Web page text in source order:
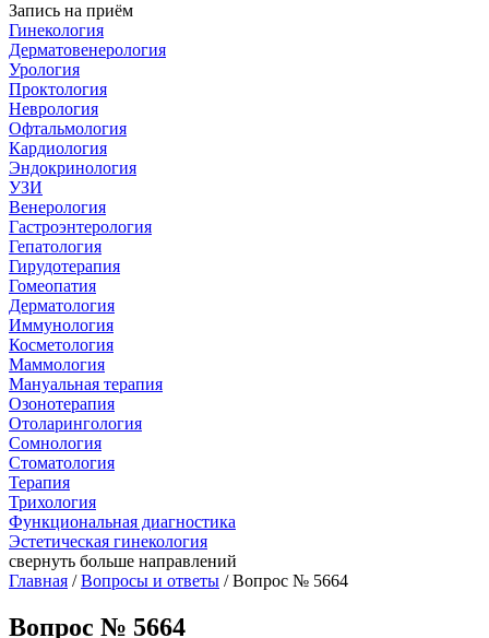
Запись на приём
Гинекология
Дерматовенерология
Урология
Проктология
Неврология
Офтальмология
Кардиология
Эндокринология
УЗИ
Венерология
Гастроэнтерология
Гепатология
Гирудотерапия
Гомеопатия
Дерматология
Иммунология
Косметология
Маммология
Мануальная терапия
Озонотерапия
Отоларингология
Сомнология
Стоматология
Терапия
Трихология
Функциональная диагностика
Эстетическая гинекология
свернуть больше направлений
Главная /Вопросы и ответы / Вопрос № 5664
Вопрос № 5664